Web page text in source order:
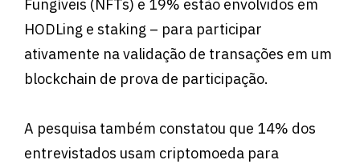
Fungíveis (NFTs) e 19% estão envolvidos em
HODLing e staking – para participar
ativamente na validação de transações em um
blockchain de prova de participação.
A pesquisa também constatou que 14% dos
entrevistados usam criptomoeda para